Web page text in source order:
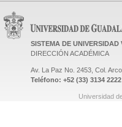
SISTEMA DE UNIVERSIDAD
DIRECCIÓN ACADÉMICA
Av. La Paz No. 2453, Col.
Teléfono: +52 (33) 3134
Universidad